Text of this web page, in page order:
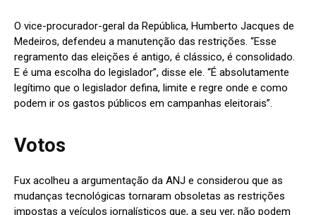
O vice-procurador-geral da República, Humberto Jacques de
Medeiros, defendeu a manutenção das restrições. “Esse
regramento das eleições é antigo, é clássico, é consolidado.
E é uma escolha do legislador”, disse ele. “É absolutamente
legítimo que o legislador defina, limite e regre onde e como
podem ir os gastos públicos em campanhas eleitorais”.
Votos
Fux acolheu a argumentação da ANJ e considerou que as
mudanças tecnológicas tornaram obsoletas as restrições
impostas a veículos jornalísticos que, a seu ver, não podem